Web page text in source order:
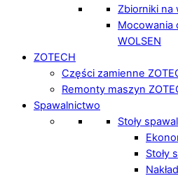
Zbiorniki na
Mocowania
WOLSEN
ZOTECH
Części zamienne
Remonty maszyn
Spawalnictwo
Stoły
Stoły